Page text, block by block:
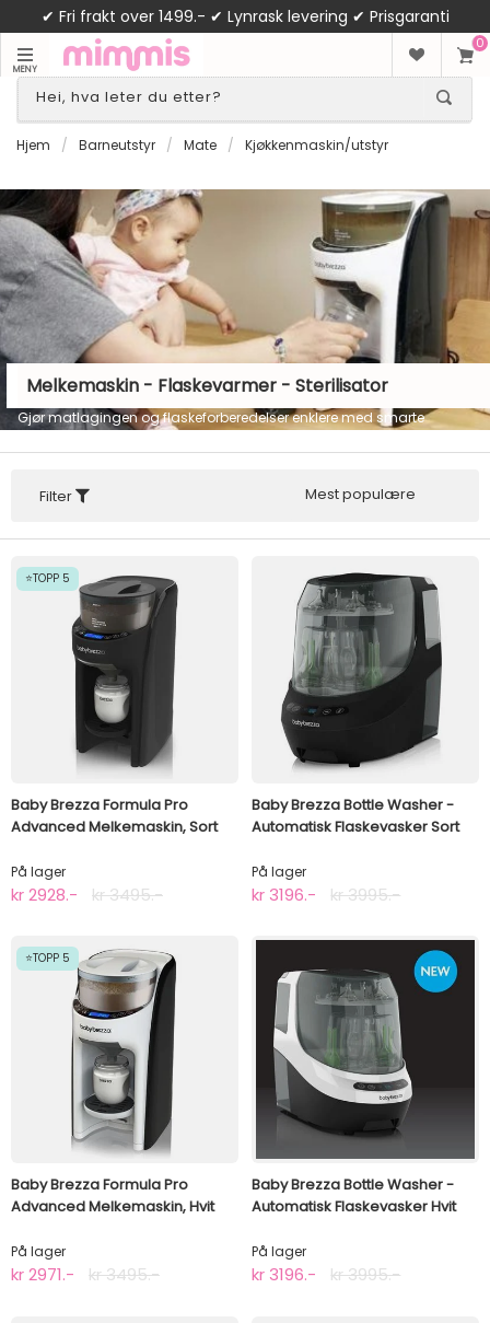
✔ Fri frakt over 1499.- ✔ Lynrask levering ✔ Prisgaranti
MENY
0
Hjem / Barneutstyr / Mate / Kjøkkenmaskin/utstyr
Melkemaskin - Flaskevarmer - Sterilisator
Gjør matlagingen og flaskeforberedelser enklere med smarte
babymatmaskiner, melkemaskiner og flaskevarmere.
Filter Mest populære
Baby Brezza Formula Pro
Advanced Melkemaskin, Sort
På lager
kr 2928.- kr 3495.-
⭐TOPP 5
Baby Brezza Bottle Washer -
Automatisk Flaskevasker Sort
På lager
kr 3196.- kr 3995.-
Baby Brezza Formula Pro
Advanced Melkemaskin, Hvit
På lager
kr 2971.- kr 3495.-
⭐TOPP 5
Baby Brezza Bottle Washer -
Automatisk Flaskevasker Hvit
På lager
kr 3196.- kr 3995.-